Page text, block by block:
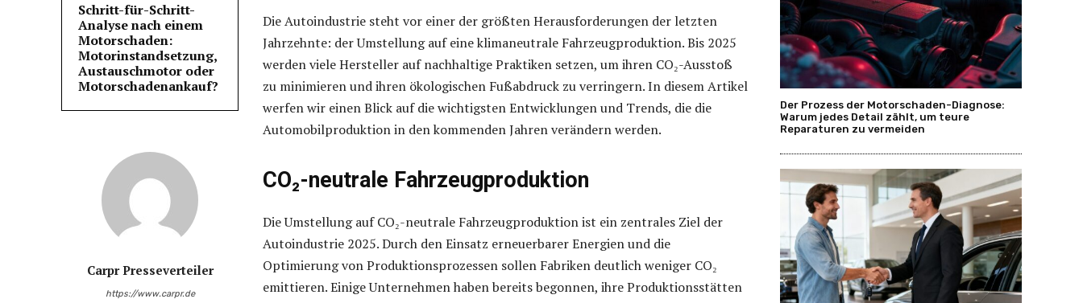
Schritt-für-Schritt-
Analyse nach einem
Motorschaden:
Motorinstandsetzung,
Austauschmotor oder
Motorschadenankauf?
Carpr Presseverteiler
https://www.carpr.de
Die Autoindustrie steht vor einer der größten Herausforderungen der letzten
Jahrzehnte: der Umstellung auf eine klimaneutrale Fahrzeugproduktion. Bis 2025
werden viele Hersteller auf nachhaltige Praktiken setzen, um ihren CO₂-Ausstoß
zu minimieren und ihren ökologischen Fußabdruck zu verringern. In diesem Artikel
werfen wir einen Blick auf die wichtigsten Entwicklungen und Trends, die die
Automobilproduktion in den kommenden Jahren verändern werden.
CO₂-neutrale Fahrzeugproduktion
Die Umstellung auf CO₂-neutrale Fahrzeugproduktion ist ein zentrales Ziel der
Autoindustrie 2025. Durch den Einsatz erneuerbarer Energien und die
Optimierung von Produktionsprozessen sollen Fabriken deutlich weniger CO₂
emittieren. Einige Unternehmen haben bereits begonnen, ihre Produktionsstätten
Der Prozess der Motorschaden-Diagnose:
Warum jedes Detail zählt, um teure
Reparaturen zu vermeiden